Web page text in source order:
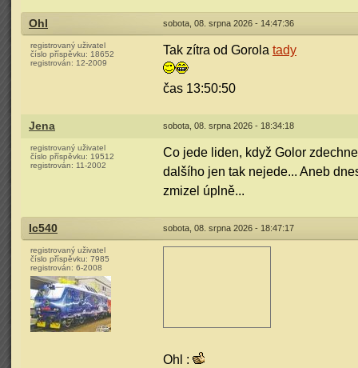
Ohl sobota, 08. srpna 2026 - 14:47:36
registrovaný uživatel
číslo příspěvku: 18652
registrován: 12-2009
Tak zítra od Gorola tady
čas 13:50:50
Jena sobota, 08. srpna 2026 - 18:34:18
registrovaný uživatel
číslo příspěvku: 19512
registrován: 11-2002
Co jede liden, když Golor
dalšího jen tak nejede... Aneb
zmizel úplně...
Ic540 sobota, 08. srpna 2026 - 18:47:17
registrovaný uživatel
číslo příspěvku: 7985
registrován: 6-2008
Ohl :